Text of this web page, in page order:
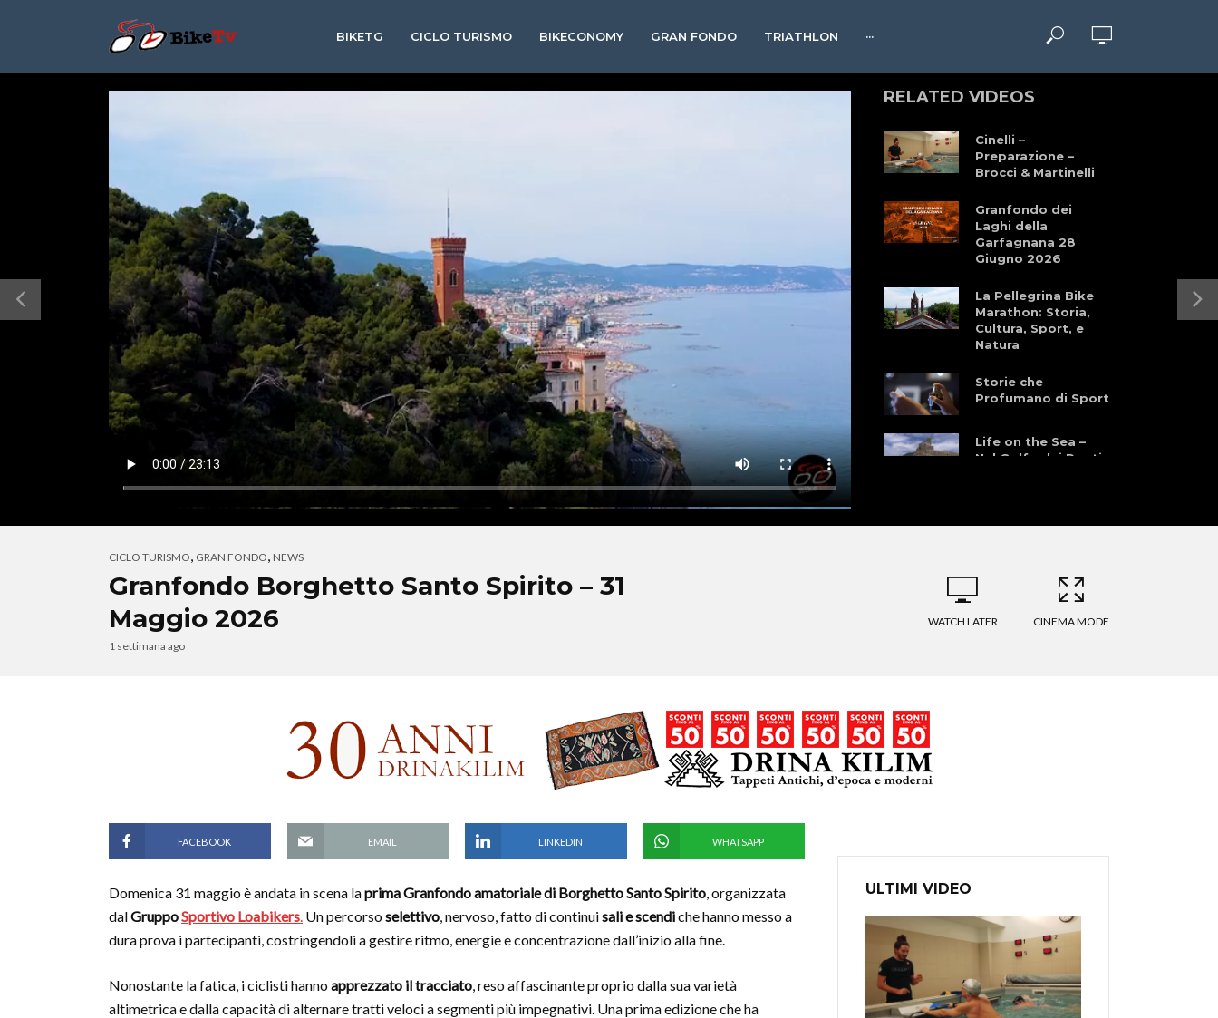
BIKETG CICLO TURISMO BIKECONOMY GRAN FONDO TRIATHLON ···
RELATED VIDEOS
Cinelli –
Preparazione –
Brocci & Martinelli
Granfondo dei
Laghi della
Garfagnana 28
Giugno 2026
La Pellegrina Bike
Marathon: Storia,
Cultura, Sport, e
Natura
Storie che
Profumano di Sport
Life on the Sea –
Nel Golfo dei Poeti
CICLO TURISMO, GRAN FONDO, NEWS
Granfondo Borghetto Santo Spirito – 31
Maggio 2026
1 settimana ago
WATCH LATER CINEMA MODE
FACEBOOK EMAIL LINKEDIN WHATSAPP
Domenica 31 maggio è andata in scena laprima Granfondo amatoriale di Borghetto Santo Spirito, organizzata
dalGruppoSportivo Loabikers. Un percorsoselettivo, nervoso, fatto di continuisali e scendiche hanno messo a
dura prova i partecipanti, costringendoli a gestire ritmo, energie e concentrazione dall’inizio alla fine.
Nonostante la fatica, i ciclisti hannoapprezzato il tracciato, reso affascinante proprio dalla sua varietà
altimetrica e dalla capacità di alternare tratti veloci a segmenti più impegnativi. Una prima edizione che ha
ULTIMI VIDEO